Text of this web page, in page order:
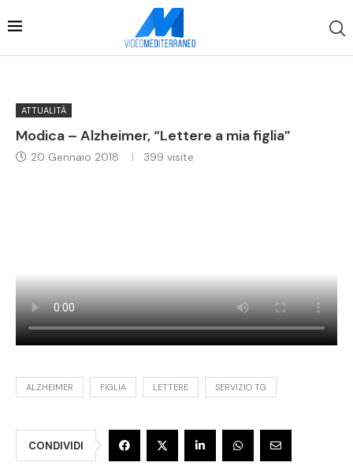
ATTUALITÀ
Modica – Alzheimer, “Lettere a mia figlia”
20 Gennaio 2018 399 visite
ALZHEIMER FIGLIA LETTERE SERVIZIO TG
CONDIVIDI